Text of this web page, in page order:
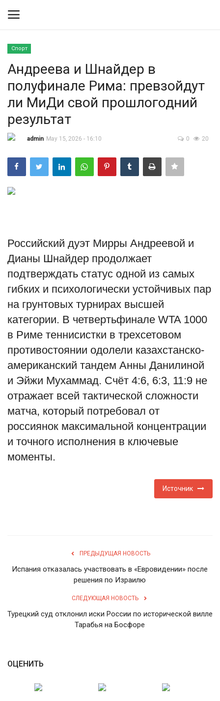
Контакты
Правила размещения
Политика
Экономика
Технологии
Туризм
Недвижимость
Авто
Здоровье
Образование
Шоу-бизнес
Россия
Язык
English Русский
Спорт
Андреева и Шнайдер в
полуфинале Рима: превзойдут
ли МиДи свой прошлогодний
результат
admin May 15, 2026 - 16:10 0 20
Российский дуэт Мирры Андреевой и
Дианы Шнайдер продолжает
подтверждать статус одной из самых
гибких и психологически устойчивых пар
на грунтовых турнирах высшей
категории. В четвертьфинале WTA 1000
в Риме теннисистки в трехсетовом
противостоянии одолели казахстанско-
американский тандем Анны Данилиной
и Эйжи Мухаммад. Счёт 4:6, 6:3, 11:9 не
отражает всей тактической сложности
матча, который потребовал от
россиянок максимальной концентрации
и точного исполнения в ключевые
моменты.
Источник
ПРЕДЫДУЩАЯ НОВОСТЬ
Испания отказалась участвовать в «Евровидении» после
решения по Израилю
СЛЕДУЮЩАЯ НОВОСТЬ
Турецкий суд отклонил иски России по исторической вилле
Тарабья на Босфоре
ОЦЕНИТЬ